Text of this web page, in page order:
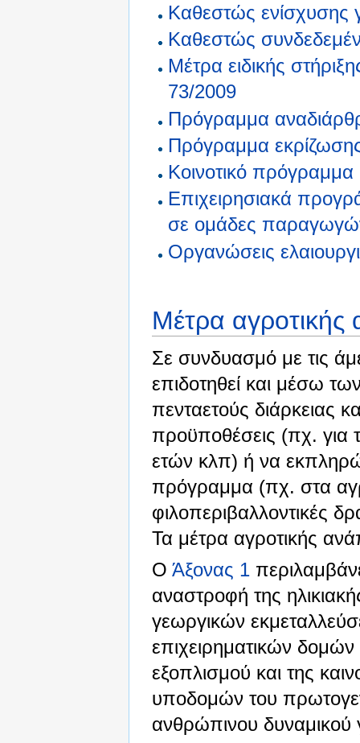
Καθεστώς ενίσχυσης
Καθεστώς
Μέτρα ειδικής
73/2009
Πρόγραμμα
Πρόγραμμα
Κοινοτικό
Επιχειρησιακά
σε ομάδες
Οργανώσεις
Μέτρα
Σε συνδυασμό με τις
επιδοτηθεί και μέσω
πενταετούς διάρκειας
προϋποθέσεις (πχ. για
ετών κλπ) ή να
πρόγραμμα (πχ. στα
φιλοπεριβαλλοντικές
Τα μέτρα αγροτικής
Ο Άξονας 1
αναστροφή της
γεωργικών
επιχειρηματικών
εξοπλισμού και της
υποδομών του
ανθρώπινου δυναμικού